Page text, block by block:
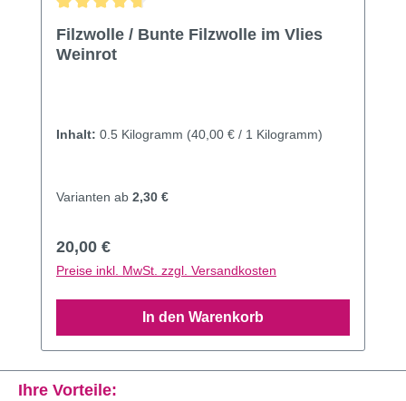
Filzwolle / Bunte Filzwolle im Vlies
Weinrot
Inhalt: 0.5 Kilogramm (40,00 € / 1 Kilogramm)
Varianten ab 2,30 €
Regulärer Preis:
20,00 €
Preise inkl. MwSt. zzgl. Versandkosten
In den Warenkorb
Ihre Vorteile: